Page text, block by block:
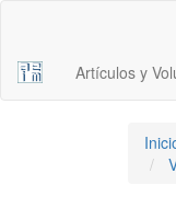
principal
Barra
Artículos y